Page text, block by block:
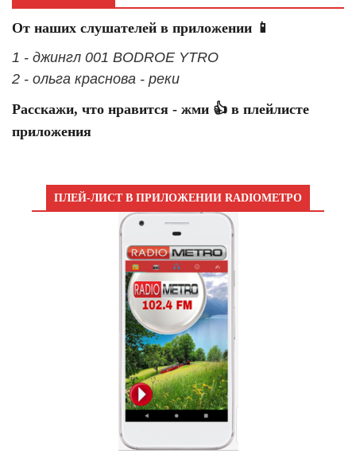
От наших слушателей в приложении 📱
1 - джингл 001 BODROE YTRO
2 - ольга краснова - реки
Расскажи, что нравится - жми 👍 в плейлисте
приложения
ПЛЕЙ-ЛИСТ В ПРИЛОЖЕНИИ RADIOМЕТРО